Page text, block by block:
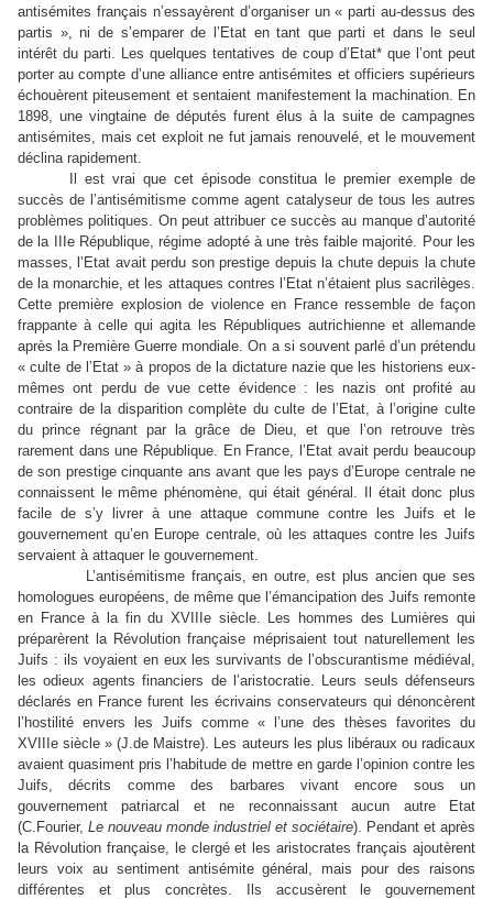
antisémites français n’essayèrent d’organiser un « parti au-dessus des
partis », ni de s’emparer de l’Etat en tant que parti et dans le seul
intérêt du parti. Les quelques tentatives de coup d’Etat* que l’ont peut
porter au compte d’une alliance entre antisémites et officiers supérieurs
échouèrent piteusement et sentaient manifestement la machination. En
1898, une vingtaine de députés furent élus à la suite de campagnes
antisémites, mais cet exploit ne fut jamais renouvelé, et le mouvement
déclina rapidement.
Il est vrai que cet épisode constitua le premier exemple de
succès de l’antisémitisme comme agent catalyseur de tous les autres
problèmes politiques. On peut attribuer ce succès au manque d’autorité
de la IIIe République, régime adopté à une très faible majorité. Pour les
masses, l’Etat avait perdu son prestige depuis la chute depuis la chute
de la monarchie, et les attaques contres l’Etat n’étaient plus sacrilèges.
Cette première explosion de violence en France ressemble de façon
frappante à celle qui agita les Républiques autrichienne et allemande
après la Première Guerre mondiale. On a si souvent parlé d’un prétendu
« culte de l’Etat » à propos de la dictature nazie que les historiens eux-
mêmes ont perdu de vue cette évidence : les nazis ont profité au
contraire de la disparition complète du culte de l’Etat, à l’origine culte
du prince régnant par la grâce de Dieu, et que l’on retrouve très
rarement dans une République. En France, l’Etat avait perdu beaucoup
de son prestige cinquante ans avant que les pays d’Europe centrale ne
connaissent le même phénomène, qui était général. Il était donc plus
facile de s’y livrer à une attaque commune contre les Juifs et le
gouvernement qu’en Europe centrale, où les attaques contre les Juifs
servaient à attaquer le gouvernement.
L’antisémitisme français, en outre, est plus ancien que ses
homologues européens, de même que l’émancipation des Juifs remonte
en France à la fin du XVIIIe siècle. Les hommes des Lumières qui
préparèrent la Révolution française méprisaient tout naturellement les
Juifs : ils voyaient en eux les survivants de l’obscurantisme médiéval,
les odieux agents financiers de l’aristocratie. Leurs seuls défenseurs
déclarés en France furent les écrivains conservateurs qui dénoncèrent
l’hostilité envers les Juifs comme « l’une des thèses favorites du
XVIIIe siècle » (J.de Maistre). Les auteurs les plus libéraux ou radicaux
avaient quasiment pris l’habitude de mettre en garde l’opinion contre les
Juifs, décrits comme des barbares vivant encore sous un
gouvernement patriarcal et ne reconnaissant aucun autre Etat
(C.Fourier, Le nouveau monde industriel et sociétaire). Pendant et après
la Révolution française, le clergé et les aristocrates français ajoutèrent
leurs voix au sentiment antisémite général, mais pour des raisons
différentes et plus concrètes. Ils accusèrent le gouvernement